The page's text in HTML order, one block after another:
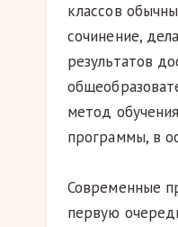
классов
сочинение,
результатов
метод
программы, в
Современные
первую